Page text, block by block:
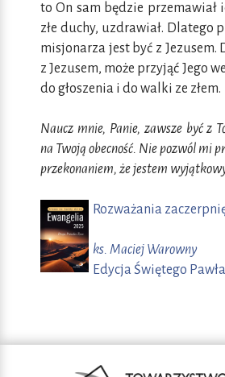
to On sam będzie przemawiał
złe duchy, uzdrawiał. Dlatego
misjonarza jest być z
z Jezusem, może przyjąć Jego
do głoszenia i do walki ze złem.
Naucz mnie, Panie, zawsze być z
na Twoją obecność. Nie pozwól mi
przekonaniem, że jestem
Rozważania
ks. Maciej Warowny
Edycja Świętego Pawła